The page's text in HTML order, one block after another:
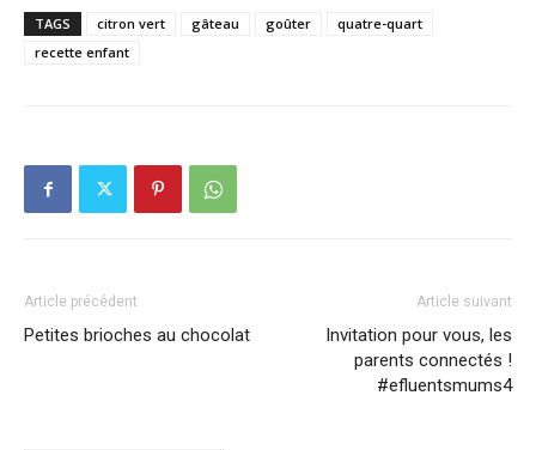
TAGS citron vert gâteau goûter
quatre-quart
recette enfant
Article précédent
Petites brioches au chocolat
Article suivant
Invitation pour vous, les
parents connectés !
#efluentsmums4